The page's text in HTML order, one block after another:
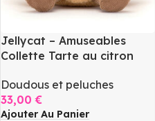
Jellycat – Amuseables
Collette Tarte au citron
Doudous et peluches
33,00€
Ajouter Au Panier